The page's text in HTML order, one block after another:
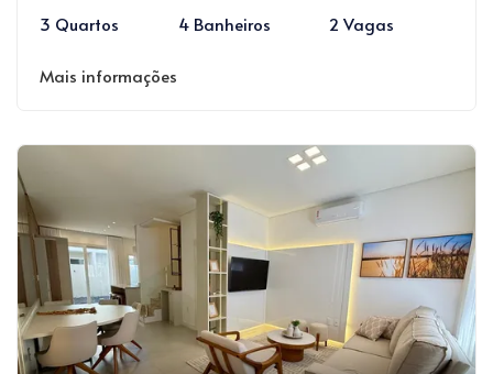
3 Quartos
4 Banheiros 2 Vagas
Mais informações